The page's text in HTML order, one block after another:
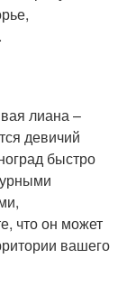
лиана –
девичий
быстро
что он может
вашего